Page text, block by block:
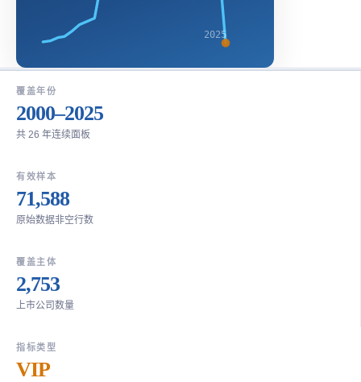
2025
覆盖年份
2000–2025
共 26 年连续面板
有效样本
71,588
原始数据非空行数
覆盖主体
2,753
上市公司数量
指标类型
VIP